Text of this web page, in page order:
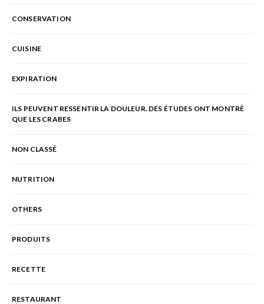
CONSERVATION
CUISINE
EXPIRATION
ILS PEUVENT RESSENTIR LA DOULEUR. DES ÉTUDES ONT MONTRÉ
QUE LES CRABES
NON CLASSÉ
NUTRITION
OTHERS
PRODUITS
RECETTE
RESTAURANT